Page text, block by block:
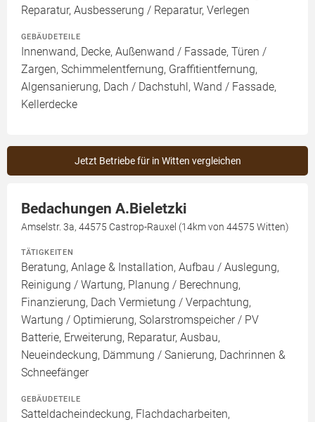
Reparatur, Ausbesserung / Reparatur, Verlegen
GEBÄUDETEILE
Innenwand, Decke, Außenwand / Fassade, Türen /
Zargen, Schimmelentfernung, Graffitientfernung,
Algensanierung, Dach / Dachstuhl, Wand / Fassade,
Kellerdecke
Jetzt Betriebe für in Witten vergleichen
Bedachungen A.Bieletzki
Amselstr. 3a, 44575 Castrop-Rauxel (14km von 44575 Witten)
TÄTIGKEITEN
Beratung, Anlage & Installation, Aufbau / Auslegung,
Reinigung / Wartung, Planung / Berechnung,
Finanzierung, Dach Vermietung / Verpachtung,
Wartung / Optimierung, Solarstromspeicher / PV
Batterie, Erweiterung, Reparatur, Ausbau,
Neueindeckung, Dämmung / Sanierung, Dachrinnen &
Schneefänger
GEBÄUDETEILE
Satteldacheindeckung, Flachdacharbeiten,